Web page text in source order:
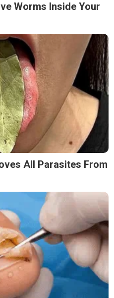
Worms Inside Your
All Parasites From